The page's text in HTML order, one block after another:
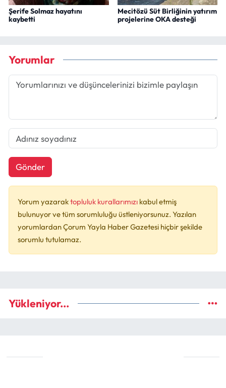
Şerife Solmaz hayatını
kaybetti
Mecitözü Süt Birliğinin yatırım
projelerine OKA desteği
Yorumlar
Gönder
Yorum yazaraktopluluk kurallarımızı kabul etmiş
bulunuyor ve tüm sorumluluğu üstleniyorsunuz. Yazılan
yorumlardan Çorum Yayla Haber Gazetesi hiçbir şekilde
sorumlu tutulamaz.
Yükleniyor...